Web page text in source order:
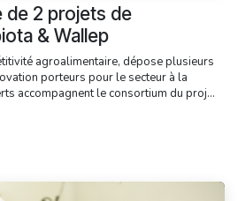
de 2 projets de
& Wallep
agroalimentaire, dépose plusieurs
porteurs pour le secteur à la
accompagnent le consortium du proj...